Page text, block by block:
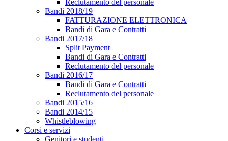
Reclutamento del personale
Bandi 2018/19
FATTURAZIONE ELETTRONICA
Bandi di Gara e Contratti
Bandi 2017/18
Split Payment
Bandi di Gara e Contratti
Reclutamento del personale
Bandi 2016/17
Bandi di Gara e Contratti
Reclutamento del personale
Bandi 2015/16
Bandi 2014/15
Whistleblowing
Corsi e servizi
Genitori e studenti